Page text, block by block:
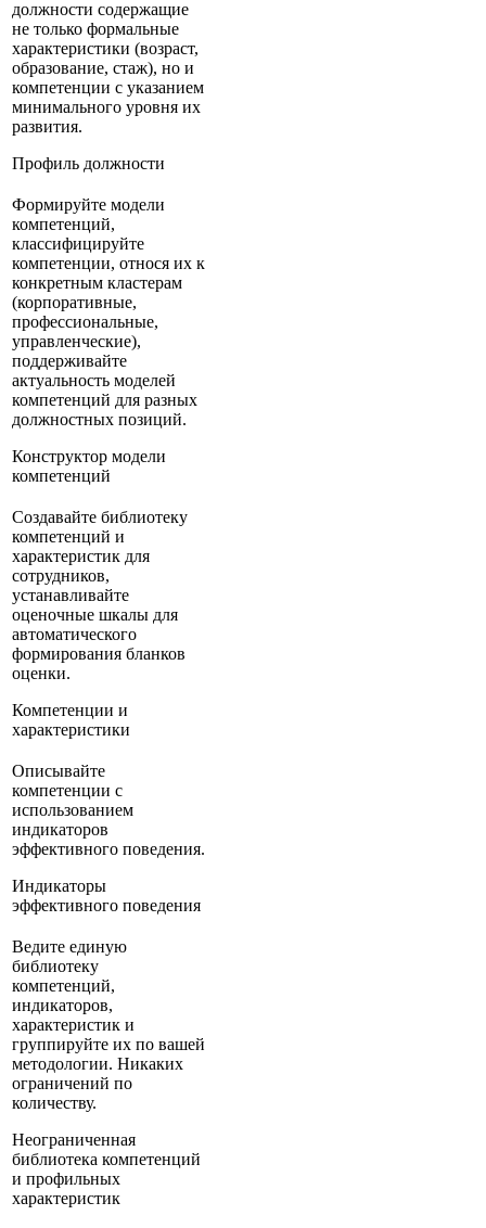
должности содержащие
не только формальные
характеристики (возраст,
образование, стаж), но и
компетенции с указанием
минимального уровня их
развития.
Профиль должности
Формируйте модели
компетенций,
классифицируйте
компетенции, относя их к
конкретным кластерам
(корпоративные,
профессиональные,
управленческие),
поддерживайте
актуальность моделей
компетенций для разных
должностных позиций.
Конструктор модели
компетенций
Создавайте библиотеку
компетенций и
характеристик для
сотрудников,
устанавливайте
оценочные шкалы для
автоматического
формирования бланков
оценки.
Компетенции и
характеристики
Описывайте
компетенции с
использованием
индикаторов
эффективного поведения.
Индикаторы
эффективного поведения
Ведите единую
библиотеку
компетенций,
индикаторов,
характеристик и
группируйте их по вашей
методологии. Никаких
ограничений по
количеству.
Неограниченная
библиотека компетенций
и профильных
характеристик